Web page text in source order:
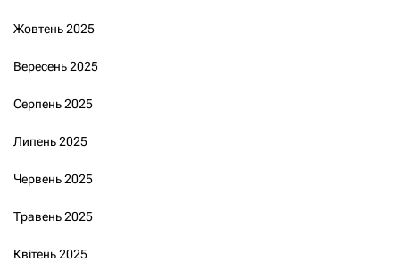
Жовтень 2025
Вересень 2025
Серпень 2025
Липень 2025
Червень 2025
Травень 2025
Квітень 2025